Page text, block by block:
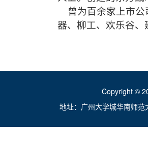
曾为百余家上市公
器、柳工、欢乐谷
Copyright ©
地址：广州大学城华南